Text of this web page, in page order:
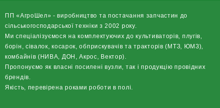
ПП «АгроШел» - виробництво та постачання запчастин до
сільськогосподарської техніки з 2002 року.
Ми спеціалізуємося на комплектуючих до культиваторів, плугів,
борін, сівалок, косарок, обприскувачів та тракторів (МТЗ, ЮМЗ),
комбайнів (НИВА, ДОН, Акрос, Вектор).
Пропонуємо як власні посилені вузли, так і продукцію провідних
брендів.
Якість, перевірена роками роботи в полі.